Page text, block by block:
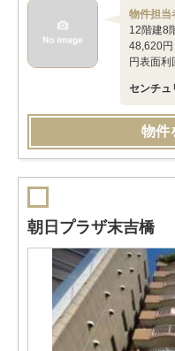
物件担当
12階建8
48,620
円表面利
センチュ
物件
朝日プラザ末吉橋